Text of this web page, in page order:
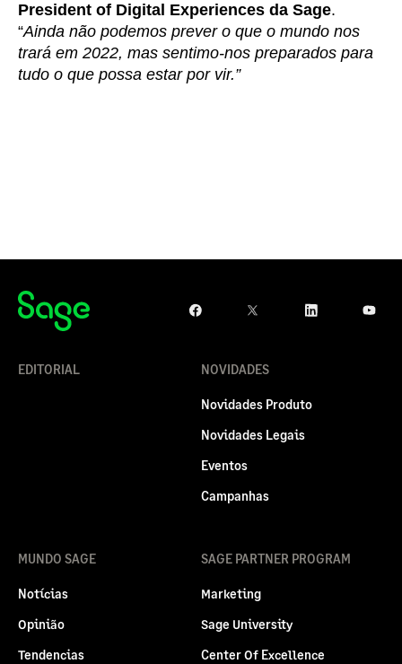
President of Digital Experiences da Sage.
“Ainda não podemos prever o que o mundo nos
trará em 2022, mas sentimo-nos preparados para
tudo o que possa estar por vir.”
EDITORIAL NOVIDADES
Novidades Produto
Novidades Legais
Eventos
Campanhas
MUNDO SAGE
Notícias
Opinião
Tendencias
SAGE PARTNER PROGRAM
Marketing
Sage University
Center Of Excellence